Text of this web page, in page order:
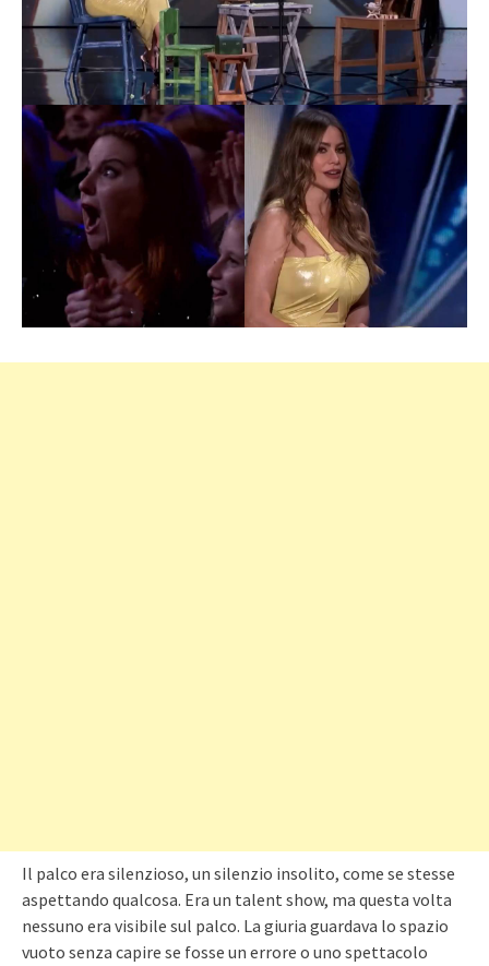
Il palco era silenzioso, un silenzio insolito, come se stesse
aspettando qualcosa. Era un talent show, ma questa volta
nessuno era visibile sul palco. La giuria guardava lo spazio
vuoto senza capire se fosse un errore o uno spettacolo